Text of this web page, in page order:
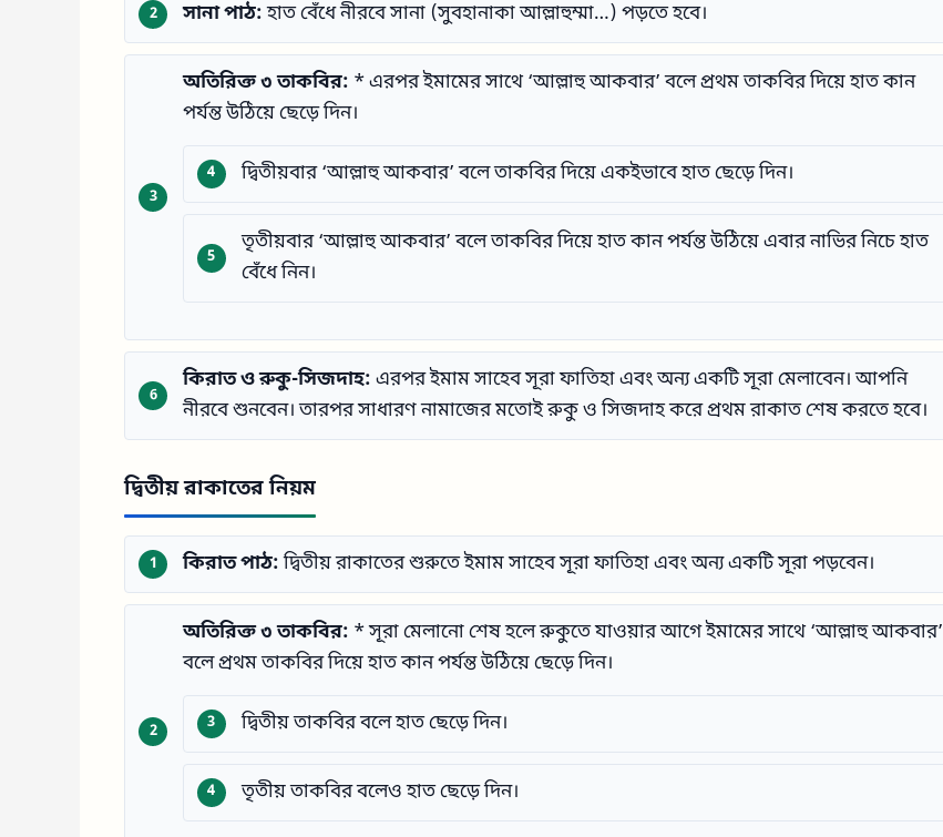
সানা পাঠ:হাত বেঁধে নীরবে সানা (সুবহানাকা আল্লাহুম্মা…) পড়তে হবে।
অতিরিক্ত ৩ তাকবির: * এরপর ইমামের সাথে ‘আল্লাহু আকবার’ বলে প্রথম তাকবির দিয়ে হাত কান
পর্যন্ত উঠিয়ে ছেড়ে দিন।
দ্বিতীয়বার ‘আল্লাহু আকবার’ বলে তাকবির দিয়ে একইভাবে হাত ছেড়ে দিন।
তৃতীয়বার ‘আল্লাহু আকবার’ বলে তাকবির দিয়ে হাত কান পর্যন্ত উঠিয়ে এবার নাভির নিচে হাত
বেঁধে নিন।
কিরাত ও রুকু-সিজদাহ: এরপর ইমাম সাহেব সূরা ফাতিহা এবং অন্য একটি সূরা মেলাবেন। আপনি
নীরবে শুনবেন। তারপর সাধারণ নামাজের মতোই রুকু ও সিজদাহ করে প্রথম রাকাত শেষ করতে হবে।
দ্বিতীয় রাকাতের নিয়ম
কিরাত পাঠ:দ্বিতীয় রাকাতের শুরুতে ইমাম সাহেব সূরা ফাতিহা এবং অন্য একটি সূরা পড়বেন।
অতিরিক্ত ৩ তাকবির: * সূরা মেলানো শেষ হলে রুকুতে যাওয়ার আগে ইমামের সাথে ‘আল্লাহু আকবার’
বলে প্রথম তাকবির দিয়ে হাত কান পর্যন্ত উঠিয়ে ছেড়ে দিন।
দ্বিতীয় তাকবির বলে হাত ছেড়ে দিন।
তৃতীয় তাকবির বলেও হাত ছেড়ে দিন।